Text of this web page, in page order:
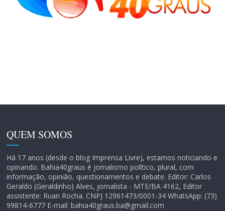
QUEM SOMOS
Há 17 anos (desde o blog Imprensa Livre), estamos noticiando e
opinando. Bahia40graus é jornalismo político, plural, com
informação, opinião, questionamentos e debate. Editor: Carlos
Geraldo (Geraldinho) Alves, jornalista - MTE/BA 4162, Editor
assistente: Ruan Rocha. CNPJ 12961473/0001-34 WhatsApp: (73)
99814-6777 E-mail: bahia40graus.ba@gmail.com